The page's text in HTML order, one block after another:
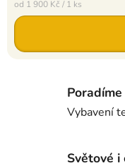
Měrná cena:
od 1 900 Kč / 1 ks
Vybavení
Světové i